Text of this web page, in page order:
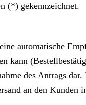
(*) gekennzeichnet.
automatische
kann
des Antrags
an den